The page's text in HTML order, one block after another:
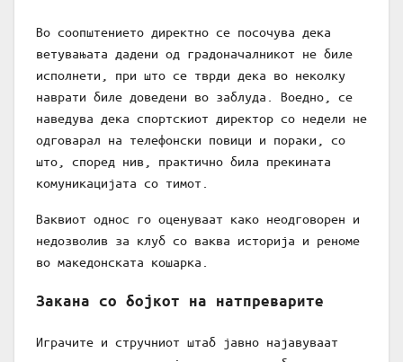
Во соопштението директно се посочува дека
ветувањата дадени од градоначалникот не биле
исполнети, при што се тврди дека во неколку
наврати биле доведени во заблуда. Воедно, се
наведува дека спортскиот директор со недели не
одговарал на телефонски повици и пораки, со
што, според нив, практично била прекината
комуникацијата со тимот.
Ваквиот однос го оценуваат како неодговорен и
недозволив за клуб со ваква историја и реноме
во македонската кошарка.
Закана со бојкот на натпреварите
Играчите и стручниот штаб јавно најавуваат